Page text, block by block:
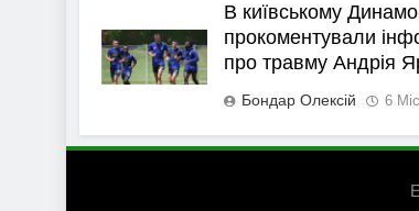
В київському Динамо
прокоментували
про травму Андрія
Бондар Олексій 6